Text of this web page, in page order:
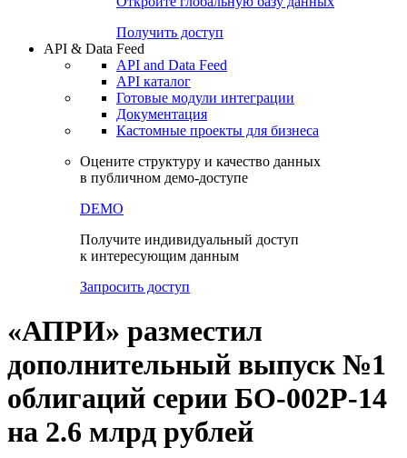
Получить доступ
API & Data Feed
API and Data Feed
API каталог
Готовые модули интеграции
Документация
Кастомные проекты для бизнеса
Оцените структуру и качество данных
в публичном демо-доступе
DEMO
Получите индивидуальный доступ
к интересующим данным
Запросить доступ
«АПРИ» разместил
дополнительный выпуск №1
облигаций серии БО-002Р-14
на 2.6 млрд рублей